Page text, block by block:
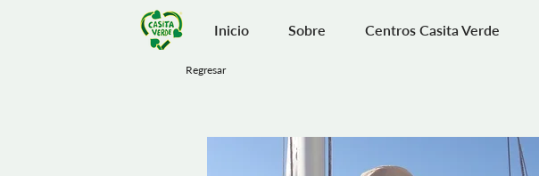
Inicio Sobre Centros Casita Verde
Regresar